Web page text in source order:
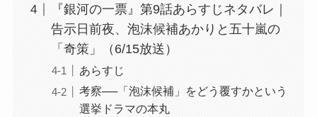
『銀河の一票』第9話あらすじネタバレ｜
告示日前夜、泡沫候補あかりと五十嵐の
「奇策」（6/15放送）
あらすじ
考察──「泡沫候補」をどう覆すかという
選挙ドラマの本丸